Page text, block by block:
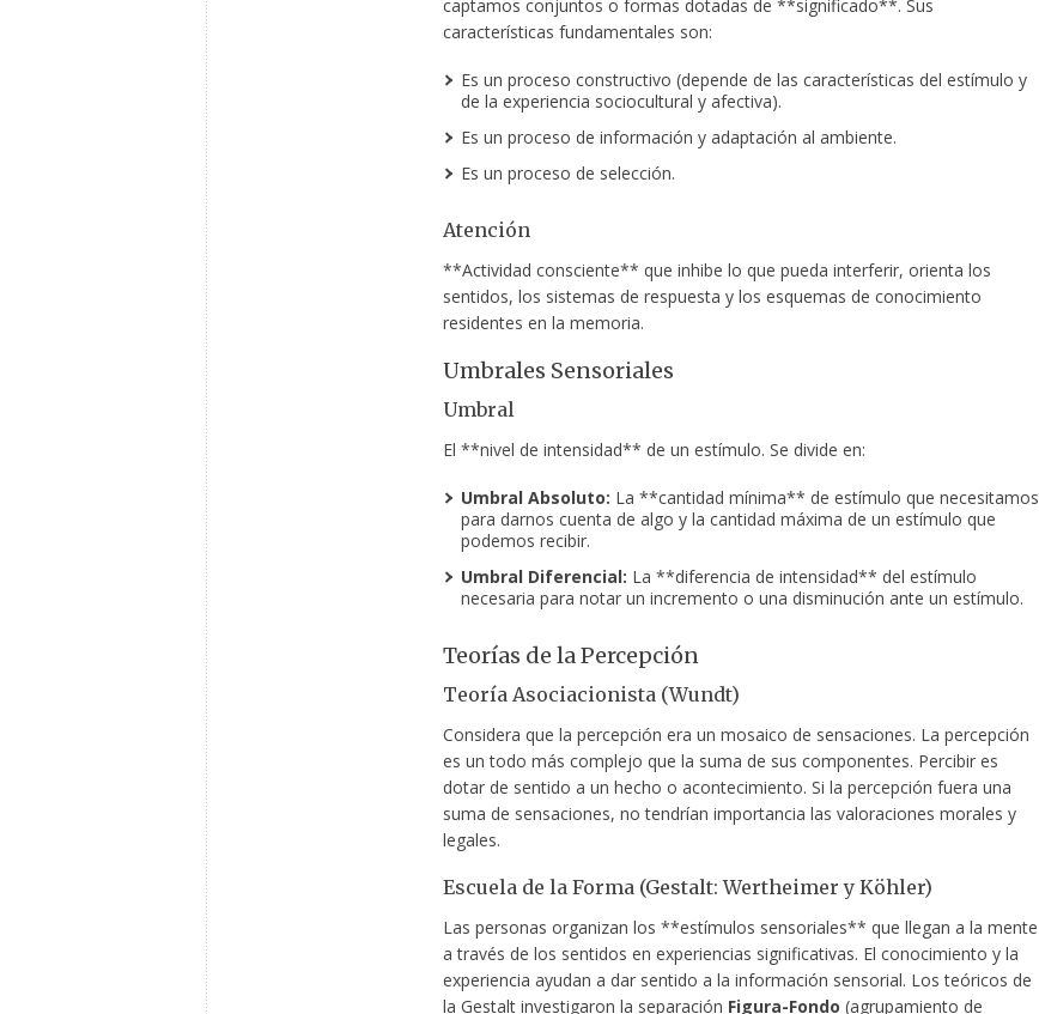
captamos conjuntos o formas dotadas de **significado**. Sus
características fundamentales son:
Es un proceso constructivo (depende de las características del estímulo y
de la experiencia sociocultural y afectiva).
Es un proceso de información y adaptación al ambiente.
Es un proceso de selección.
Atención
**Actividad consciente** que inhibe lo que pueda interferir, orienta los
sentidos, los sistemas de respuesta y los esquemas de conocimiento
residentes en la memoria.
Umbrales Sensoriales
Umbral
El **nivel de intensidad** de un estímulo. Se divide en:
Umbral Absoluto: La **cantidad mínima** de estímulo que necesitamos
para darnos cuenta de algo y la cantidad máxima de un estímulo que
podemos recibir.
Umbral Diferencial: La **diferencia de intensidad** del estímulo
necesaria para notar un incremento o una disminución ante un estímulo.
Teorías de la Percepción
Teoría Asociacionista (Wundt)
Considera que la percepción era un mosaico de sensaciones. La percepción
es un todo más complejo que la suma de sus componentes. Percibir es
dotar de sentido a un hecho o acontecimiento. Si la percepción fuera una
suma de sensaciones, no tendrían importancia las valoraciones morales y
legales.
Escuela de la Forma (Gestalt: Wertheimer y Köhler)
Las personas organizan los **estímulos sensoriales** que llegan a la mente
a través de los sentidos en experiencias significativas. El conocimiento y la
experiencia ayudan a dar sentido a la información sensorial. Los teóricos de
la Gestalt investigaron la separación Figura-Fondo (agrupamiento de